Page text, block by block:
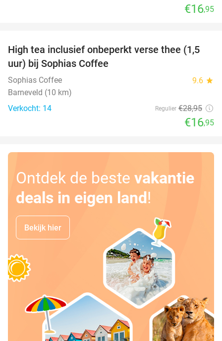
€16,95
41%
High tea inclusief onbeperkt verse thee (1,5
uur) bij Sophias Coffee
Sophias Coffee 9.6 star
Barneveld (10 km)
Verkocht: 14
Regulier €28,95
€16,95
Ontdek de beste vakantie
deals in eigen land!
Bekijk hier